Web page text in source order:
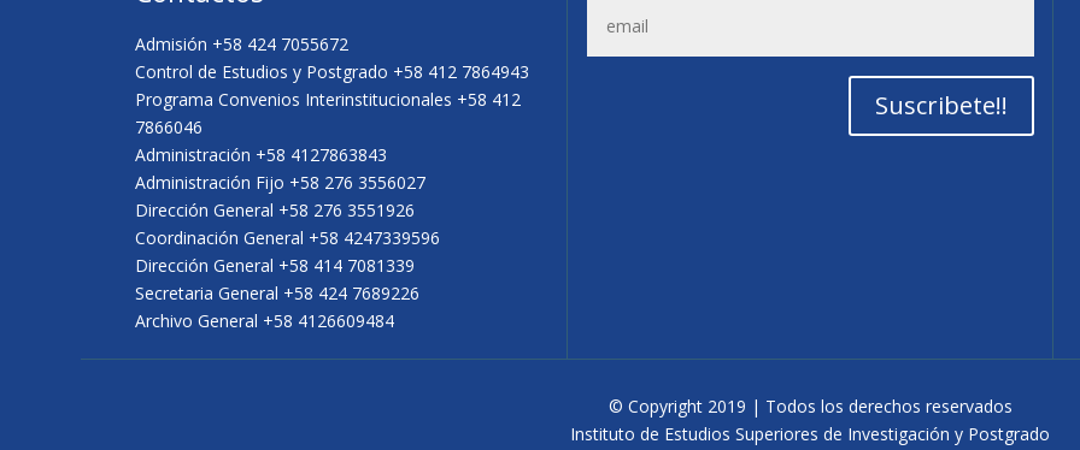
Admisión +58 424 7055672
Control de Estudios y Postgrado +58 412 7864943
Programa Convenios Interinstitucionales +58 412
7866046
Administración +58 4127863843
Administración Fijo +58 276 3556027
Dirección General +58 276 3551926
Coordinación General +58 4247339596
Dirección General +58 414 7081339
Secretaria General +58 424 7689226
Archivo General +58 4126609484
Suscribete!!
© Copyright 2019 | Todos los derechos reservados
Instituto de Estudios Superiores de Investigación y Postgrado